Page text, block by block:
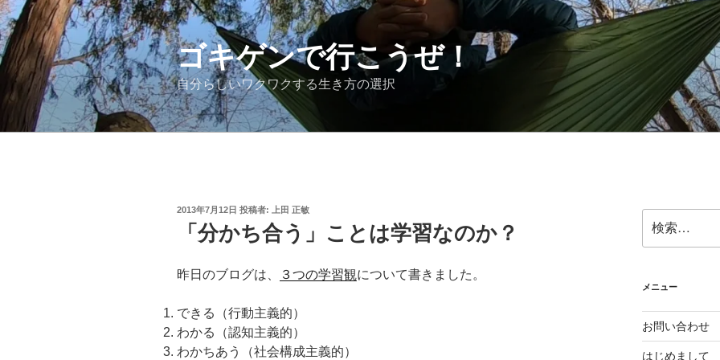
コ
ン
テ
ン
へ
ゴキゲンで行こうぜ！
自分らしいワクワクする生き方の選択
投
2013年7月12日 投稿者: 上田 正敏
「分かち合う」ことは学習なのか？
昨日のブログは、 ３つの学習観について書きました。
できる（行動主義的）
わかる（認知主義的）
わかちあう（社会構成主義的）
索:
メニュー
お問い合わせ
はじめまして